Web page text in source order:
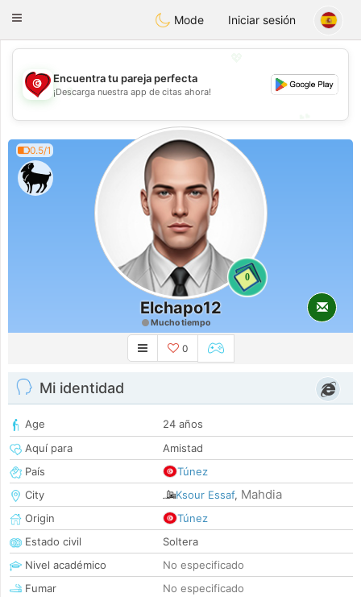
Tunisia Dating
Toggle
Mode Iniciar sesión
💖
💕
Encuentra tu pareja perfecta
¡Descarga nuestra app de citas ahora!
0.5/1
0
Elchapo12
Mucho tiempo
0
Mi identidad
Age
24 años
Aquí para
Amistad
País
Túnez
City
Ksour Essaf, Mahdia
Origin
Túnez
Estado civil
Soltera
Nivel académico
No especificado
Fumar
No especificado